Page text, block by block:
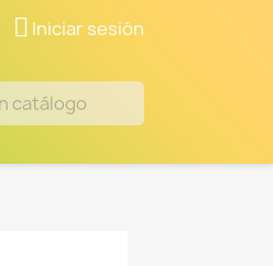
 Iniciar sesión